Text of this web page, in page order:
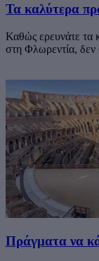
Τα καλύτερα
Καθώς ερευνάτε τα
στη Φλωρεντία, δεν
Πράγματα να